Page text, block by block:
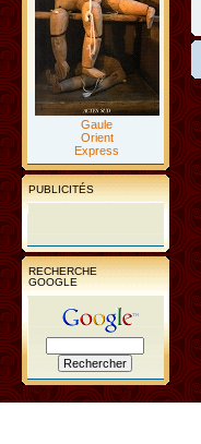
Gaule
Orient
Express
PUBLICITÉS
RECHERCHE
GOOGLE